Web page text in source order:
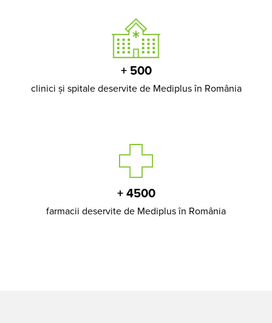
+ 500
clinici și spitale deservite de Mediplus în România
+ 4500
farmacii deservite de Mediplus în România